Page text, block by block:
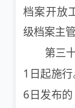
档案开放
级档案主
第三
1 日起施
6 日发布